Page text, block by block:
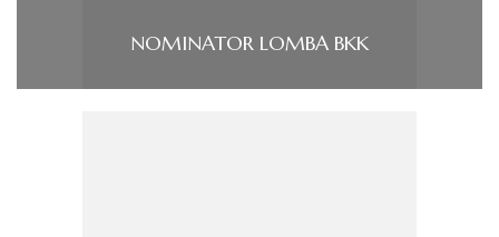
NOMINATOR LOMBA BKK